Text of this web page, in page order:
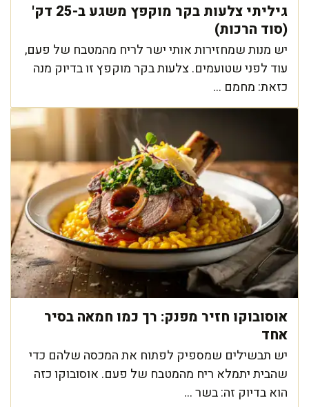
גיליתי צלעות בקר מוקפץ משגע ב-25 דק'
(סוד הרכות)
יש מנות שמחזירות אותי ישר לריח מהמטבח של פעם,
עוד לפני שטועמים. צלעות בקר מוקפץ זו בדיוק מנה
כזאת: מחמם ...
אוסובוקו חזיר מפנק: רך כמו חמאה בסיר
אחד
יש תבשילים שמספיק לפתוח את המכסה שלהם כדי
שהבית יתמלא ריח מהמטבח של פעם. אוסובוקו כזה
הוא בדיוק זה: בשר ...